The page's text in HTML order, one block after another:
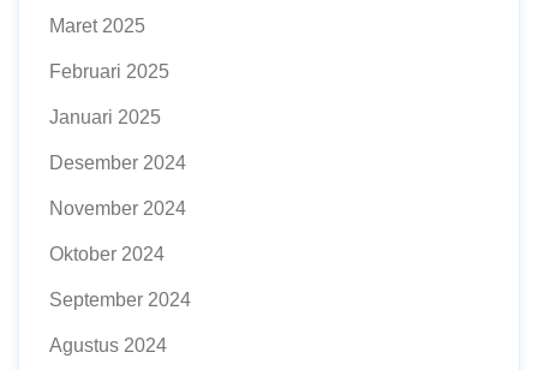
Maret 2025
Februari 2025
Januari 2025
Desember 2024
November 2024
Oktober 2024
September 2024
Agustus 2024